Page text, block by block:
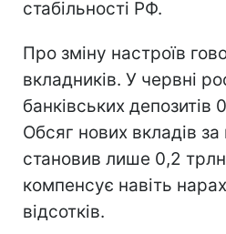
стабільності РФ.
Про зміну настроїв
вкладників. У червні
банківських депозитів
Обсяг нових вкладів
становив лише 0,2
компенсує навіть
відсотків.